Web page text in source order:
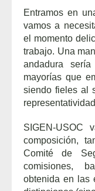
Entramos en
vamos a
el momento
trabajo. Una
andadura
mayorías que
siendo fieles al
SIGEN-USOC
composición,
Comité de
comisiones,
obtenida en las